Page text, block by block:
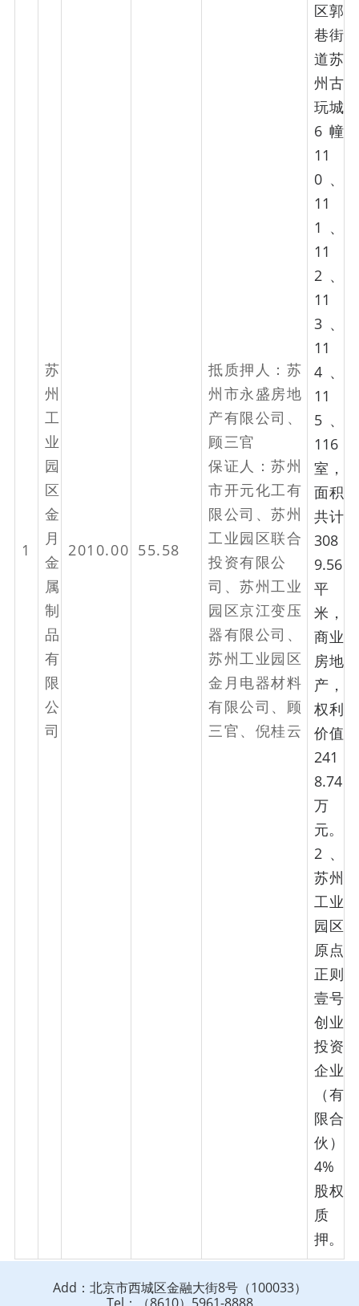
1
苏
州
工
业
园
区
金
月
金
属
制
品
有
限
公
司
2010.00 55.58
抵质押人：苏
州市永盛房地
产有限公司、
顾三官
保证人：苏州
市开元化工有
限公司、苏州
工业园区联合
投资有限公
司、苏州工业
园区京江变压
器有限公司、
苏州工业园区
金月电器材料
有限公司、顾
三官、倪桂云
区郭
巷街
道苏
州古
玩城
6幢
11
0、
11
1、
11
2、
11
3、
11
4、
11
5、
116
室，
面积
共计
308
9.56
平
米，
商业
房地
产，
权利
价值
241
8.74
万
元。
2、
苏州
工业
园区
原点
正则
壹号
创业
投资
企业
（有
限合
伙）
4%
股权
质
押。
Add：北京市西城区金融大街8号（100033）
Tel：（8610）5961-8888